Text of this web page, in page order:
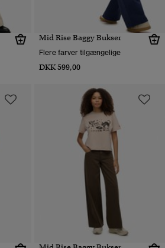
Mid Rise Baggy Bukser
Flere farver tilgængelige
DKK 599,00